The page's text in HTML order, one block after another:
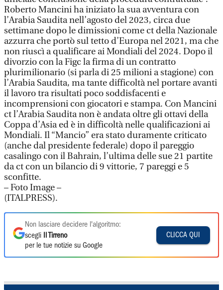
Roberto Mancini ha iniziato la sua avventura con
l’Arabia Saudita nell’agosto del 2023, circa due
settimane dopo le dimissioni come ct della Nazionale
azzurra che portò sul tetto d’Europa nel 2021, ma che
non riuscì a qualificare ai Mondiali del 2024. Dopo il
divorzio con la Figc la firma di un contratto
plurimilionario (si parla di 25 milioni a stagione) con
l’Arabia Saudita, ma tante difficoltà nel portare avanti
il lavoro tra risultati poco soddisfacenti e
incomprensioni con giocatori e stampa. Con Mancini
ct l’Arabia Saudita non è andata oltre gli ottavi della
Coppa d’Asia ed è in difficoltà nelle qualificazioni ai
Mondiali. Il “Mancio” era stato duramente criticato
(anche dal presidente federale) dopo il pareggio
casalingo con il Bahrain, l’ultima delle sue 21 partite
da ct con un bilancio di 9 vittorie, 7 pareggi e 5
sconfitte.
– Foto Image –
(ITALPRESS).
Non lasciare decidere l'algoritmo:
scegli
Il Tirreno
per le tue notizie su Google
CLICCA QUI